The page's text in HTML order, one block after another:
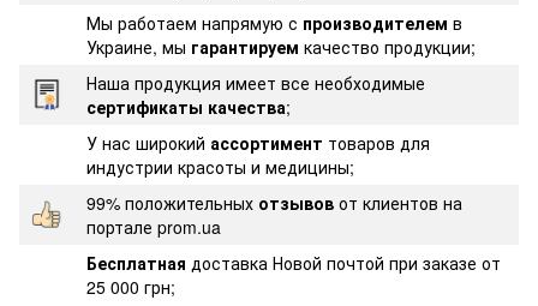
Мы работаем напрямую с производителем в
Украине, мы гарантируем качество продукции;
Наша продукция имеет все необходимые
сертификаты качества;
У нас широкий ассортимент товаров для
индустрии красоты и медицины;
99% положительных отзывов от клиентов на
портале prom.ua
Бесплатная доставка Новой почтой при заказе от
25 000 грн;